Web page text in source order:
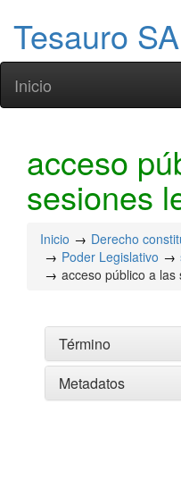
Tesauro
Inicio
acceso
sesiones
Inicio Derecho
Poder Legislativo
acceso público a las
Término
Metadatos